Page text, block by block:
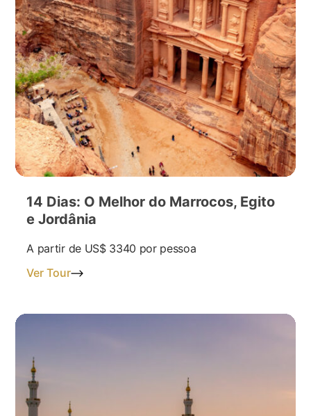
14 Dias: O Melhor do Marrocos, Egito
e Jordânia
A partir de US$ 3340 por pessoa
Ver Tour